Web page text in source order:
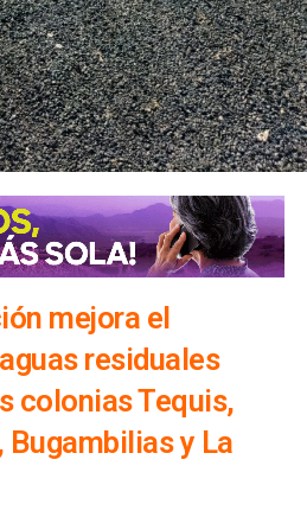
beneficiará principalmente a
personas adultas mayores y
la cercanía del
y ampliando los servicios
bienestar social.
mejora el
residuales
colonias Tequis,
Bugambilias y La